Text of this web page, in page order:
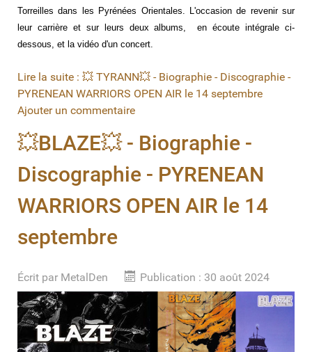
Torreilles dans les Pyrénées Orientales. L'occasion de revenir sur
leur carrière et sur leurs deux albums, en écoute intégrale ci-
dessous, et la vidéo d'un concert.
Lire la suite : 💥 TYRANN💥 - Biographie - Discographie -
PYRENEAN WARRIORS OPEN AIR le 14 septembre
Ajouter un commentaire
💥BLAZE💥 - Biographie -
Discographie - PYRENEAN
WARRIORS OPEN AIR le 14
septembre
Écrit par MetalDen Publication : 30 août 2024